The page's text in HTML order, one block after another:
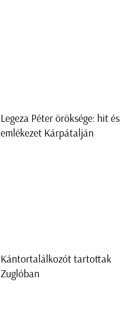
Legeza Péter öröksége: hit és
emlékezet Kárpátalján
Kántortalálkozót tartottak
Zuglóban